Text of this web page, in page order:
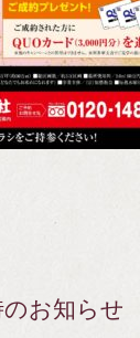
お知らせ